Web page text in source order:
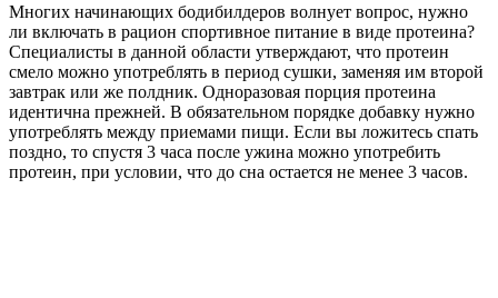
Многих начинающих бодибилдеров волнует вопрос, нужно
ли включать в рацион спортивное питание в виде протеина?
Специалисты в данной области утверждают, что протеин
смело можно употреблять в период сушки, заменяя им второй
завтрак или же полдник. Одноразовая порция протеина
идентична прежней. В обязательном порядке добавку нужно
употреблять между приемами пищи. Если вы ложитесь спать
поздно, то спустя 3 часа после ужина можно употребить
протеин, при условии, что до сна остается не менее 3 часов.